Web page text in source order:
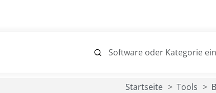
Startseite Tools